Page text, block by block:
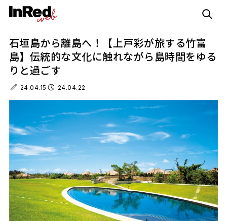
石垣島から離島へ！【上戸彩が旅する竹富
島】伝統的な文化に触れながら島時間をゆる
りと過ごす
24.04.15 24.04.22